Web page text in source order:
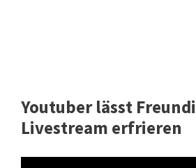
Youtuber lässt
Livestream erfrieren